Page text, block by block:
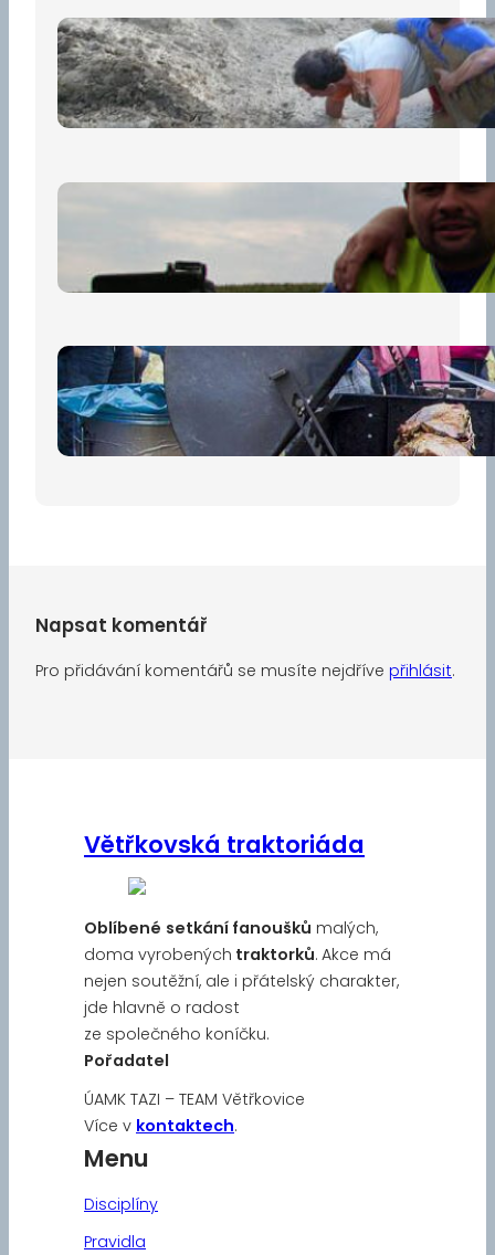
„Prase za prase“: Kdo doběhne
první, vyhraje!
30 června, 2026
Bezpečnost na prvním místě
15 května, 2026
Pro diváky
30 dubna, 2026
Napsat komentář
Pro přidávání komentářů se musíte nejdříve přihlásit.
Větřkovská traktoriáda
Oblíbené setkání fanoušků malých,
doma vyrobených traktorků. Akce má
nejen soutěžní, ale i přátelský charakter,
jde hlavně o radost
ze společného koníčku.
Pořadatel
ÚAMK TAZI – TEAM Větřkovice
Více v kontaktech.
Menu
Disciplíny
Pravidla